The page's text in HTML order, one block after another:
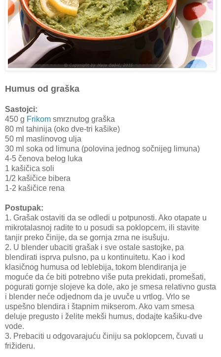
Humus od graška
Sastojci:
450 g Frikom smrznutog graška
80 ml tahinija (oko dve-tri kašike)
50 ml maslinovog ulja
30 ml soka od limuna (polovina jednog sočnijeg limuna)
4-5 čenova belog luka
1 kašičica soli
1/2 kašičice bibera
1-2 kašičice rena
Postupak:
1. Grašak ostaviti da se odledi u potpunosti. Ako otapate u
mikrotalasnoj radite to u posudi sa poklopcem, ili stavite
tanjir preko činije, da se gornja zrna ne isušuju.
2. U blender ubaciti grašak i sve ostale sastojke, pa
blendirati isprva pulsno, pa u kontinuitetu. Kao i kod
klasičnog humusa od leblebija, tokom blendiranja je
moguće da će biti potrebno više puta prekidati, promešati,
pogurati gornje slojeve ka dole, ako je smesa relativno gusta
i blender neće odjednom da je uvuče u vrtlog. Vrlo se
uspešno blendira i štapnim mikserom. Ako vam smesa
deluje pregusto i želite mekši humus, dodajte kašiku-dve
vode.
3. Prebaciti u odgovarajuću činiju sa poklopcem, čuvati u
frižideru.